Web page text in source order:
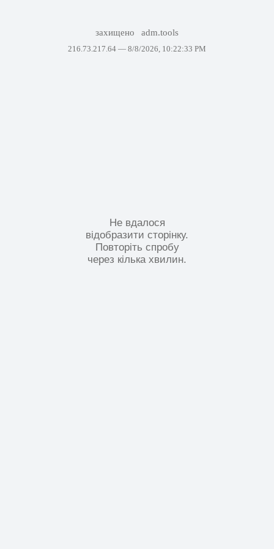
захищено adm.tools
216.73.217.64 — 8/8/2026, 10:22:33 PM
Не вдалося
відобразити сторінку.
Повторіть спробу
через кілька хвилин.